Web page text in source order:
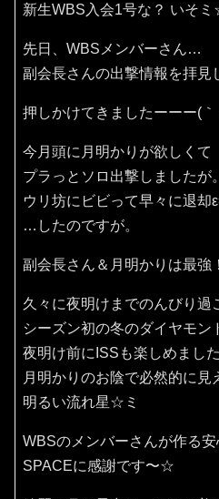
新生WBS入会1号な？ いそ
先日、WBSメンバーさん…
副会長さんの出撃情報を拝見
押しかけてきましたーーー(｀
今月頭に月明かりが欲しくて
プラっとソロ出撃しましたが。
ウリ坊にビビって早々に退却
…したのですが。
副会長さん＆月明かりは最強！
久々に夜明けまでのんびり過
シーズン初の冬のダイヤモン
夜明け前にISSも楽しめまし
月明かりのお陰で必然的に見
明るい流れ星☆ミ
WBSのメンバーさんが作る
SPACEに感謝です〜☆